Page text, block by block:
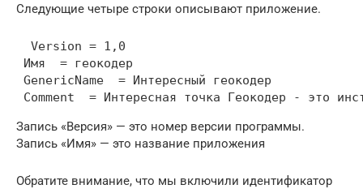
Следующие четыре строки описывают приложение.
  Version = 1,0
Имя  = геокодер
GenericName  = Интересный геокодер
Comment  = Интересная точка Геокодер - это
Запись «Версия» — это номер версии программы.
Запись «Имя» — это название приложения
Обратите внимание, что мы включили идентификатор